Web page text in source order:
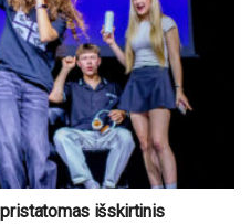
išskirtinis